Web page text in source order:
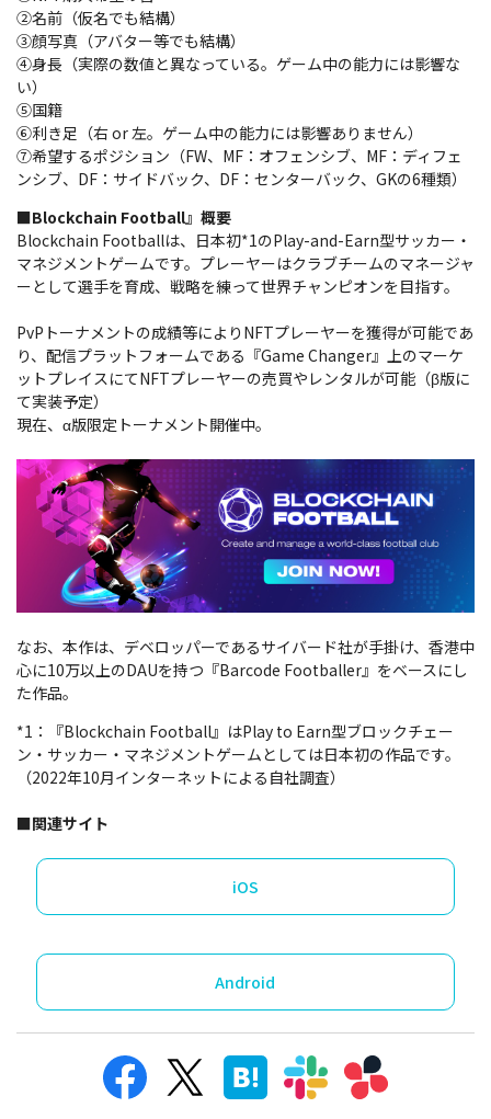
②名前（仮名でも結構）
③顔写真（アバター等でも結構）
④身長（実際の数値と異なっている。ゲーム中の能力には影響な
い）
⑤国籍
⑥利き足（右 or 左。ゲーム中の能力には影響ありません）
⑦希望するポジション（FW、MF：オフェンシブ、MF：ディフェ
ンシブ、DF：サイドバック、DF：センターバック、GKの6種類）
■Blockchain Football』概要
Blockchain Footballは、日本初*1のPlay-and-Earn型サッカー・
マネジメントゲームです。プレーヤーはクラブチームのマネージャ
ーとして選手を育成、戦略を練って世界チャンピオンを目指す。
PvPトーナメントの成績等によりNFTプレーヤーを獲得が可能であ
り、配信プラットフォームである『Game Changer』上のマーケ
ットプレイスにてNFTプレーヤーの売買やレンタルが可能（β版に
て実装予定）
現在、α版限定トーナメント開催中。
なお、本作は、デベロッパーであるサイバード社が手掛け、香港中
心に10万以上のDAUを持つ『Barcode Footballer』をベースにし
た作品。
*1：『Blockchain Football』はPlay to Earn型ブロックチェー
ン・サッカー・マネジメントゲームとしては日本初の作品です。
（2022年10月インターネットによる自社調査）
■関連サイト
iOS
Android